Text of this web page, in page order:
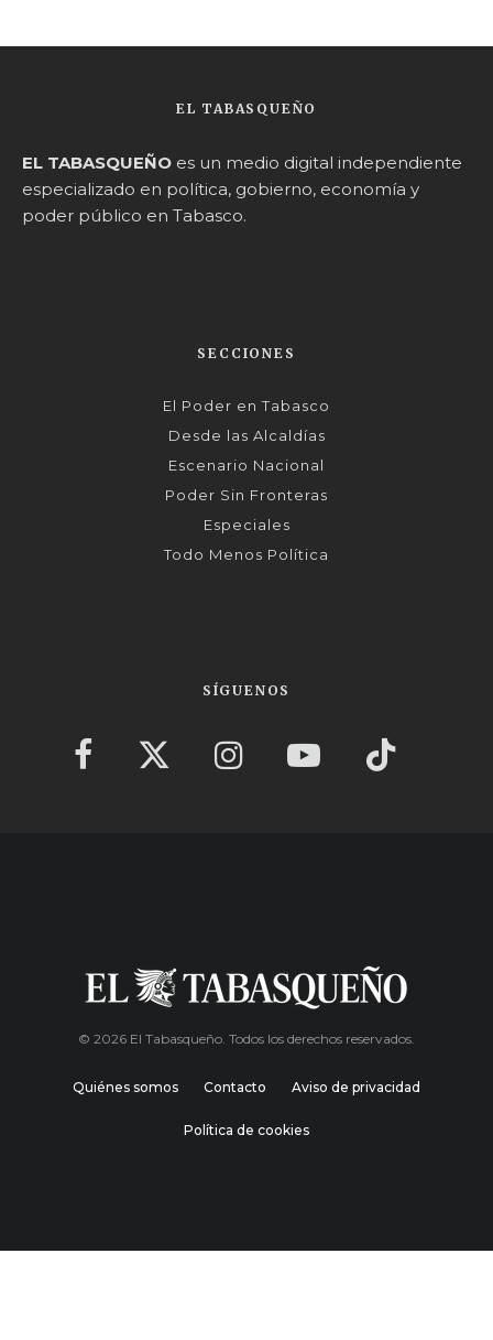
EL TABASQUEÑO
EL TABASQUEÑO es un medio digital independiente
especializado en política, gobierno, economía y
poder público en Tabasco.
SECCIONES
El Poder en Tabasco
Desde las Alcaldías
Escenario Nacional
Poder Sin Fronteras
Especiales
Todo Menos Política
SÍGUENOS
© 2026 El Tabasqueño. Todos los derechos reservados.
Quiénes somos Contacto Aviso de privacidad
Política de cookies